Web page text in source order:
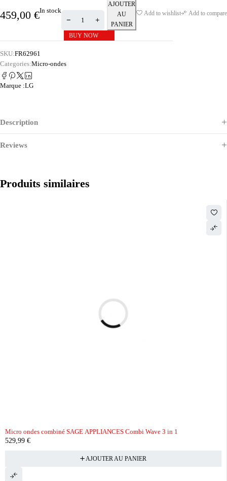
459,00 €In stock
AJOUTER
AU
PANIER
BUY NOW
Add to wishlist Add to compare
SKU:FR62961
Categories:Micro-ondes
Marque :LG
Description
Reviews
Produits similaires
Micro ondes combiné SAGE APPLIANCES Combi Wave 3 in 1
529,99 €
AJOUTER AU PANIER